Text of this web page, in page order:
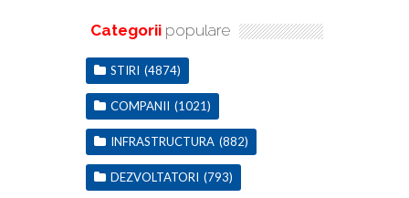
Categorii populare
STIRI (4874)
COMPANII (1021)
INFRASTRUCTURA (882)
DEZVOLTATORI (793)